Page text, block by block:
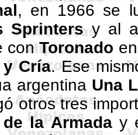
, en 1966 se
Sprintersy al
conToronado
Cría. Ese
argentina Una
otros tres
dela Armaday